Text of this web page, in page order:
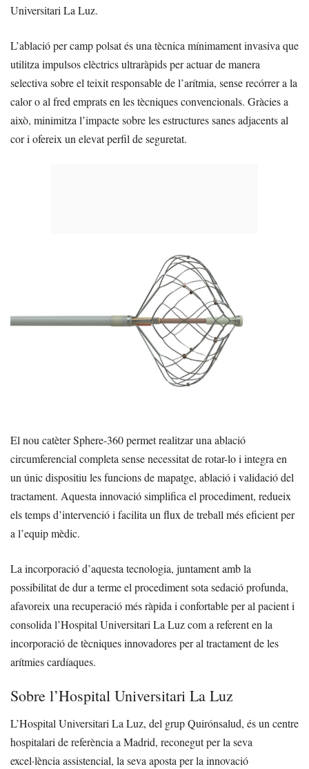
Universitari La Luz.
L’ablació per camp polsat és una tècnica mínimament invasiva que
utilitza impulsos elèctrics ultraràpids per actuar de manera
selectiva sobre el teixit responsable de l’arítmia, sense recórrer a la
calor o al fred emprats en les tècniques convencionals. Gràcies a
això, minimitza l’impacte sobre les estructures sanes adjacents al
cor i ofereix un elevat perfil de seguretat.
El nou catèter Sphere-360 permet realitzar una ablació
circumferencial completa sense necessitat de rotar-lo i integra en
un únic dispositiu les funcions de mapatge, ablació i validació del
tractament. Aquesta innovació simplifica el procediment, redueix
els temps d’intervenció i facilita un flux de treball més eficient per
a l’equip mèdic.
La incorporació d’aquesta tecnologia, juntament amb la
possibilitat de dur a terme el procediment sota sedació profunda,
afavoreix una recuperació més ràpida i confortable per al pacient i
consolida l’Hospital Universitari La Luz com a referent en la
incorporació de tècniques innovadores per al tractament de les
arítmies cardíaques.
Sobre l’Hospital Universitari La Luz
L’Hospital Universitari La Luz, del grup Quirónsalud, és un centre
hospitalari de referència a Madrid, reconegut per la seva
excel·lència assistencial, la seva aposta per la innovació